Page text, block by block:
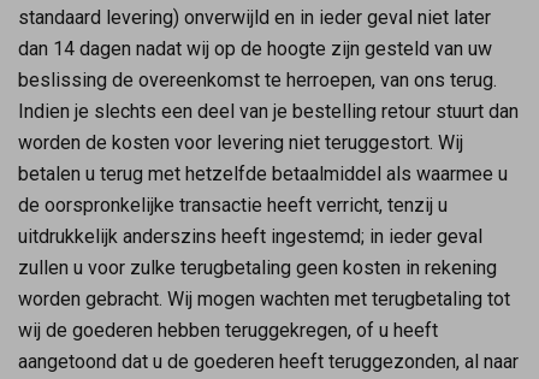
standaard levering) onverwijld en in ieder geval niet later
dan 14 dagen nadat wij op de hoogte zijn gesteld van uw
beslissing de overeenkomst te herroepen, van ons terug.
Indien je slechts een deel van je bestelling retour stuurt dan
worden de kosten voor levering niet teruggestort. Wij
betalen u terug met hetzelfde betaalmiddel als waarmee u
de oorspronkelijke transactie heeft verricht, tenzij u
uitdrukkelijk anderszins heeft ingestemd; in ieder geval
zullen u voor zulke terugbetaling geen kosten in rekening
worden gebracht. Wij mogen wachten met terugbetaling tot
wij de goederen hebben teruggekregen, of u heeft
aangetoond dat u de goederen heeft teruggezonden, al naar